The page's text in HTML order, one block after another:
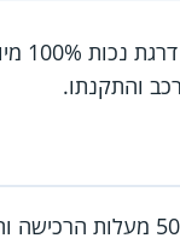
והתקנתו.